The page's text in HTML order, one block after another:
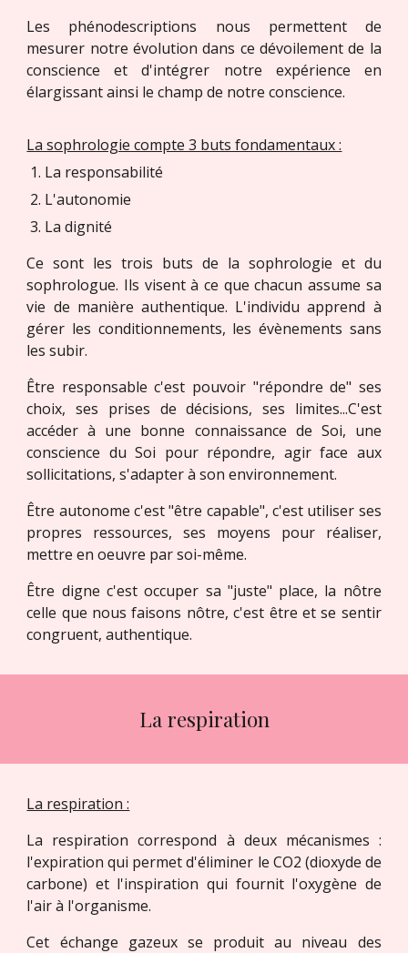
Les phénodescriptions nous permettent de
mesurer notre évolution dans ce dévoilement de la
conscience et d'intégrer notre expérience en
élargissant ainsi le champ de notre conscience.
La sophrologie compte 3 buts fondamentaux :
La responsabilité
L'autonomie
La dignité
Ce sont les trois buts de la sophrologie et du
sophrologue. Ils visent à ce que chacun assume sa
vie de manière authentique. L'individu apprend à
gérer les conditionnements, les évènements sans
les subir.
Être responsable c'est pouvoir "répondre de" ses
choix, ses prises de décisions, ses limites...C'est
accéder à une bonne connaissance de Soi, une
conscience du Soi pour répondre, agir face aux
sollicitations, s'adapter à son environnement.
Être autonome c'est "être capable", c'est utiliser ses
propres ressources, ses moyens pour réaliser,
mettre en oeuvre par soi-même.
Être digne c'est occuper sa "juste" place, la nôtre
celle que nous faisons nôtre, c'est être et se sentir
congruent, authentique.
La respiration
La respiration :
La respiration correspond à deux mécanismes :
l'expiration qui permet d'éliminer le CO2 (dioxyde de
carbone) et l'inspiration qui fournit l'oxygène de
l'air à l'organisme.
Cet échange gazeux se produit au niveau des